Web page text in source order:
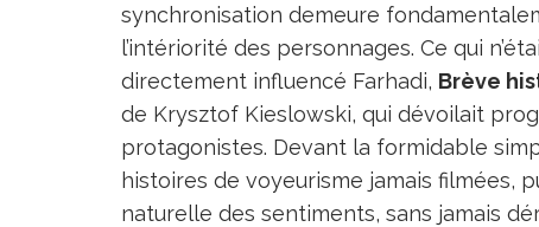
synchronisation demeure
l’intériorité des personnages. Ce qui
directement influencé Farhadi, Brève
de Krysztof Kieslowski, qui dévoilait
protagonistes. Devant la formidable
histoires de voyeurisme jamais filmées,
naturelle des sentiments, sans jamais